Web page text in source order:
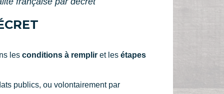
les conditions à remplir et les étapes
publics, ou volontairement par